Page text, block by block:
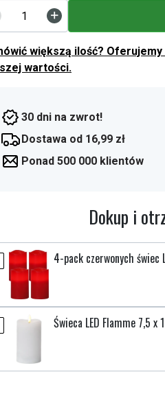
większą ilość?
wartości.
30 dni na zwrot!
Dostawa od 16,99 zł
Ponad 500 000 klientów
Dokup i
4-pack czerwonych świec
Świeca LED Flamme 7,5